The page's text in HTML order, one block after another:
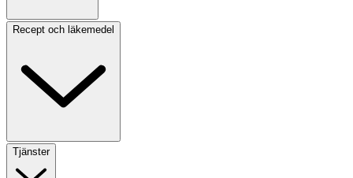
Recept och läkemedel
Tjänster